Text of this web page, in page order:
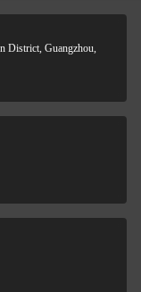
District, Guangzhou,